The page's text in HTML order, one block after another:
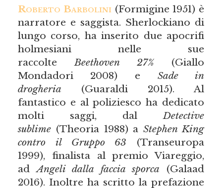
Roberto Barbolini(Formigine 1951) è
narratore e saggista. Sherlockiano di
lungo corso, ha inserito due apocrifi
holmesiani nelle sue
raccolteBeethoven 27%(Giallo
Mondadori 2008) e Sade in
drogheria (Guaraldi 2015). Al
fantastico e al poliziesco ha dedicato
molti saggi, dalDetective
sublime(Theoria 1988) aStephen King
contro il Gruppo 63 (Transeuropa
1999), finalista al premio Viareggio,
adAngeli dalla faccia sporca (Galaad
2016). Inoltre ha scritto la prefazione